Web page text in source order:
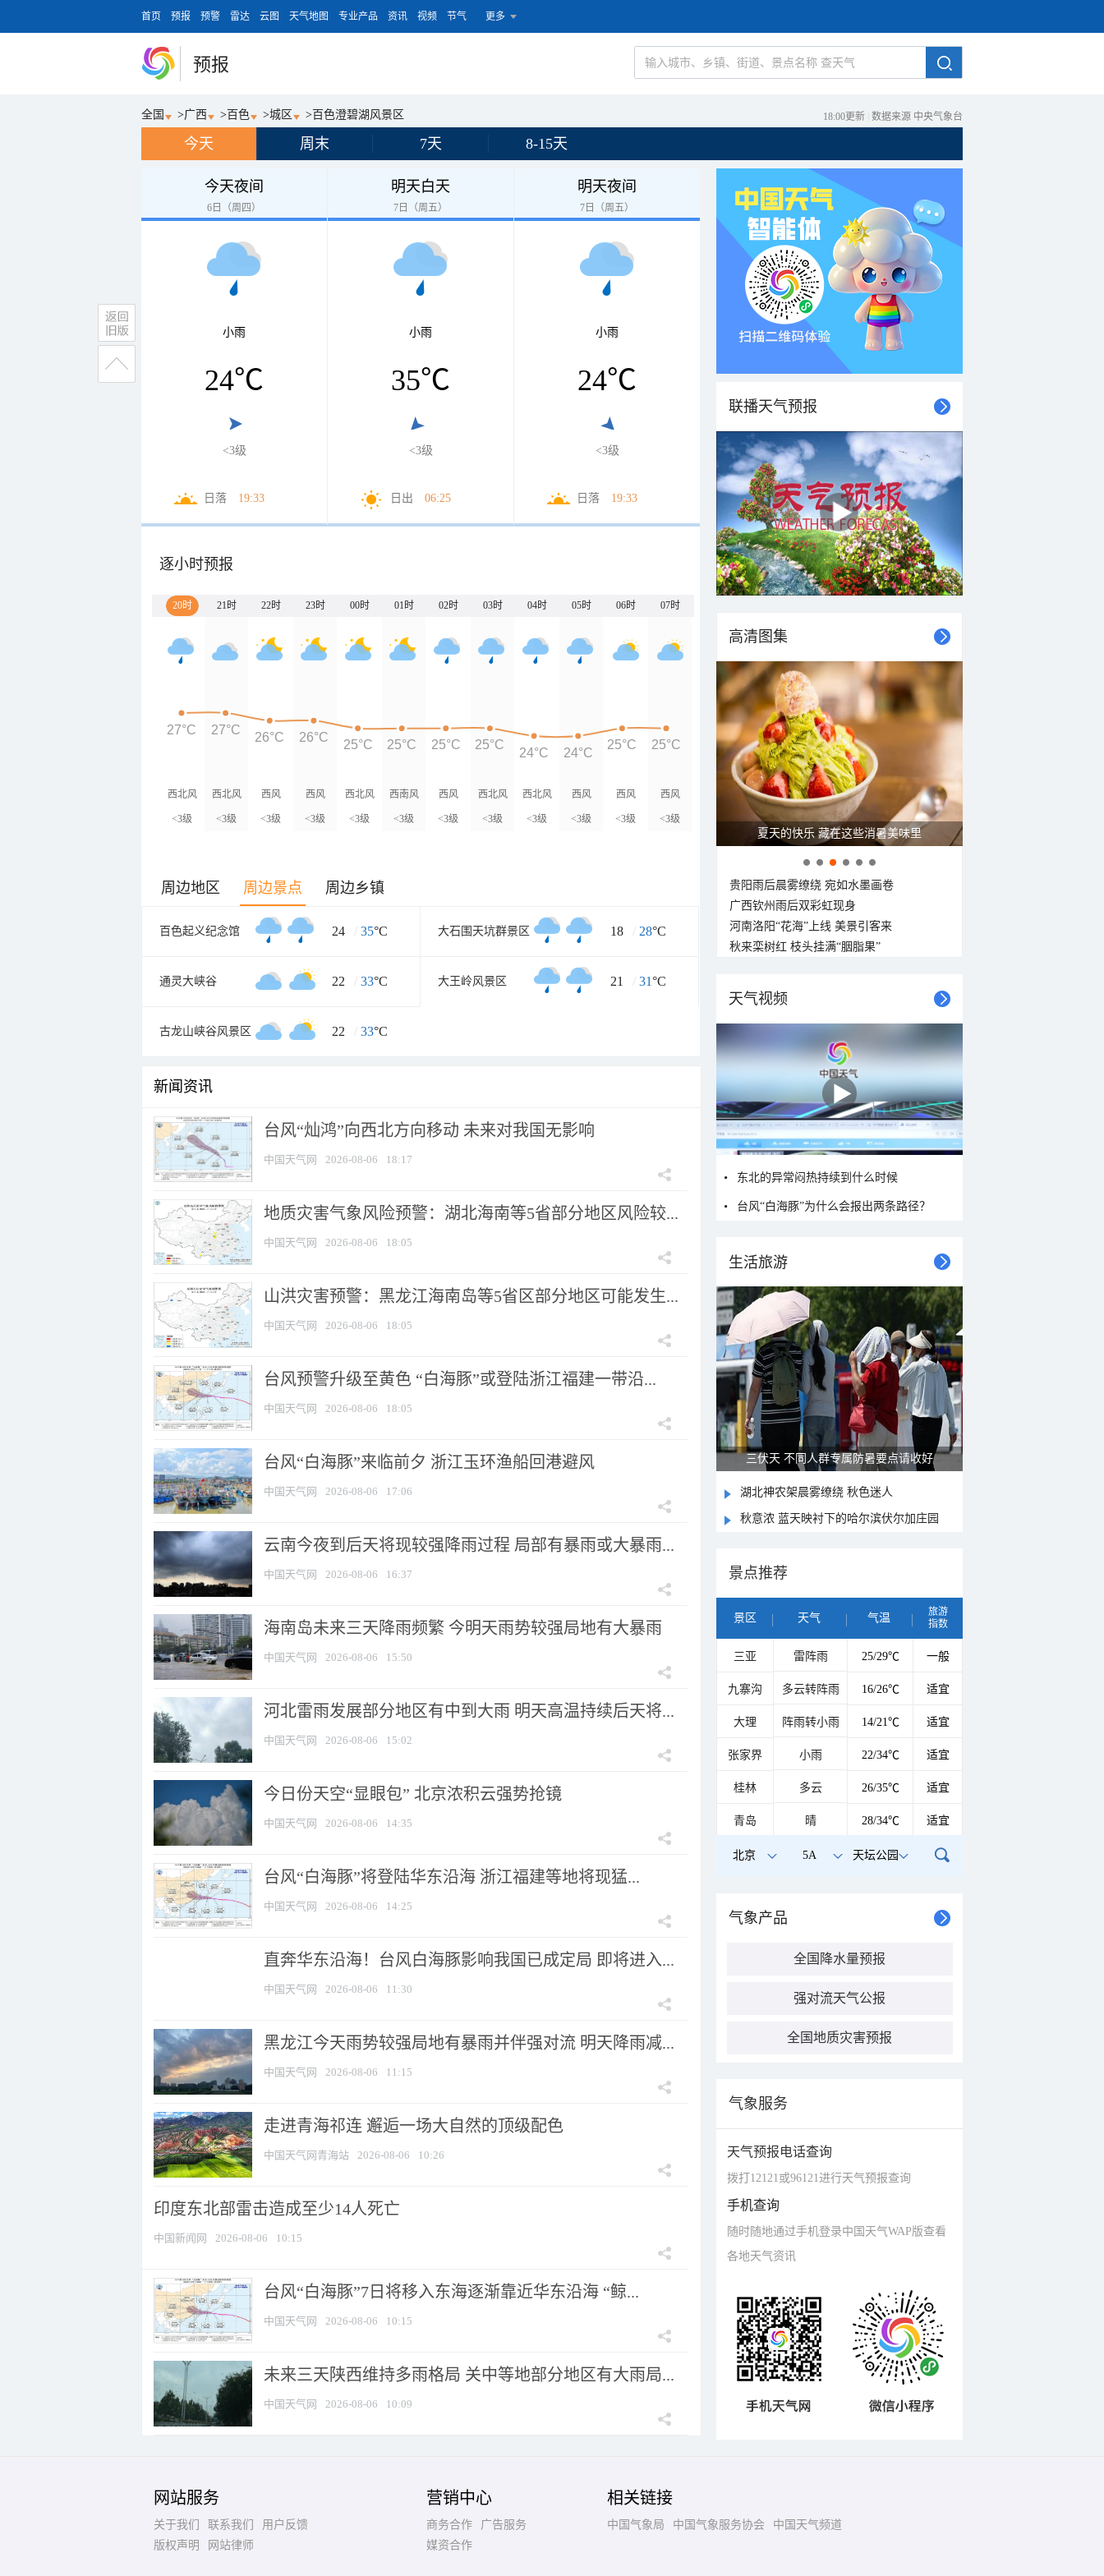
首页 预报 预警 雷达 云图 天气地图 专业产品 资讯 视频 节气 更多
预报
全国 >广西 > 百色 >城区 > 百色澄碧湖风景区 18:00更新 数据来源 中央气象台
今天 周末 7天 8-15天
今天夜间
6日（周四）
小雨
24℃
<3级
日落 19:33
明天白天
7日（周五）
小雨
35℃
<3级
日出 06:25
明天夜间
7日（周五）
小雨
24℃
<3级
日落 19:33
逐小时预报
20时 21时 22时 23时 00时 01时 02时 03时 04时 05时 06时 07时
西北风
<3级
西北风
<3级
西风
<3级
西风
<3级
西北风
<3级
西南风
<3级
西风
<3级
西北风
<3级
西北风
<3级
西风
<3级
西风
<3级
西风
<3级
27°C 27°C
26°C 26°C
25°C 25°C 25°C 25°C
24°C 24°C
25°C 25°C
周边地区 周边景点 周边乡镇
百色起义纪念馆 24 / 35°C 大石围天坑群景区 18 / 28°C
通灵大峡谷 22 / 33°C 大王岭风景区 21 / 31°C
古龙山峡谷风景区 22 / 33°C
新闻资讯
台风“灿鸿”向西北方向移动 未来对我国无影响
中国天气网 2026-08-06 18:17
地质灾害气象风险预警：湖北海南等5省部分地区风险较...
中国天气网 2026-08-06 18:05
山洪灾害预警：黑龙江海南岛等5省区部分地区可能发生...
中国天气网 2026-08-06 18:05
台风预警升级至黄色 “白海豚”或登陆浙江福建一带沿...
中国天气网 2026-08-06 18:05
台风“白海豚”来临前夕 浙江玉环渔船回港避风
中国天气网 2026-08-06 17:06
云南今夜到后天将现较强降雨过程 局部有暴雨或大暴雨...
中国天气网 2026-08-06 16:37
海南岛未来三天降雨频繁 今明天雨势较强局地有大暴雨
中国天气网 2026-08-06 15:50
河北雷雨发展部分地区有中到大雨 明天高温持续后天将...
中国天气网 2026-08-06 15:02
今日份天空“显眼包” 北京浓积云强势抢镜
中国天气网 2026-08-06 14:35
台风“白海豚”将登陆华东沿海 浙江福建等地将现猛...
中国天气网 2026-08-06 14:25
直奔华东沿海！台风白海豚影响我国已成定局 即将进入...
中国天气网 2026-08-06 11:30
黑龙江今天雨势较强局地有暴雨并伴强对流 明天降雨减...
中国天气网 2026-08-06 11:15
走进青海祁连 邂逅一场大自然的顶级配色
中国天气网青海站 2026-08-06 10:26
印度东北部雷击造成至少14人死亡
中国新闻网 2026-08-06 10:15
台风“白海豚”7日将移入东海逐渐靠近华东沿海 “鲸...
中国天气网 2026-08-06 10:15
未来三天陕西维持多雨格局 关中等地部分地区有大雨局...
中国天气网 2026-08-06 10:09
联播天气预报
高清图集
夏天的快乐 藏在这些消暑美味里
贵阳雨后晨雾缭绕 宛如水墨画卷
广西钦州雨后双彩虹现身
河南洛阳“花海”上线 美景引客来
秋来栾树红 枝头挂满“胭脂果”
天气视频
东北的异常闷热持续到什么时候
台风“白海豚”为什么会报出两条路径？
生活旅游
三伏天 不同人群专属防暑要点请收好
湖北神农架晨雾缭绕 秋色迷人
秋意浓 蓝天映衬下的哈尔滨伏尔加庄园
景点推荐
景区 天气 气温
旅游
指数
三亚 雷阵雨 25/29℃ 一般
九寨沟 多云转阵雨 16/26℃ 适宜
大理 阵雨转小雨 14/21℃ 适宜
张家界 小雨 22/34℃ 适宜
桂林 多云 26/35℃ 适宜
青岛 晴 28/34℃ 适宜
北京 5A 天坛公园
气象产品
全国降水量预报
强对流天气公报
全国地质灾害预报
气象服务
天气预报电话查询
拨打12121或96121进行天气预报查询
手机查询
随时随地通过手机登录中国天气WAP版查看
各地天气资讯
网站服务
关于我们 联系我们
用户反馈
版权声明
网站律师
营销中心
商务合作
广告服务
媒资合作
相关链接
中国气象局 中国气象服务协会 中国天气频道